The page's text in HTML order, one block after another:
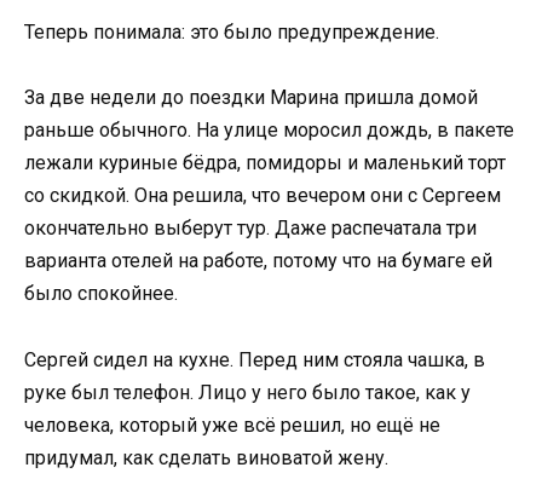
Теперь понимала: это было предупреждение.
За две недели до поездки Марина пришла домой
раньше обычного. На улице моросил дождь, в пакете
лежали куриные бёдра, помидоры и маленький торт
со скидкой. Она решила, что вечером они с Сергеем
окончательно выберут тур. Даже распечатала три
варианта отелей на работе, потому что на бумаге ей
было спокойнее.
Сергей сидел на кухне. Перед ним стояла чашка, в
руке был телефон. Лицо у него было такое, как у
человека, который уже всё решил, но ещё не
придумал, как сделать виноватой жену.